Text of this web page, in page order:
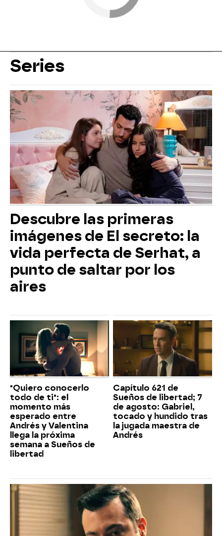
Series
Descubre las primeras
imágenes de El secreto: la
vida perfecta de Serhat, a
punto de saltar por los
aires
"Quiero conocerlo
todo de ti": el
momento más
esperado entre
Andrés y Valentina
llega la próxima
semana a Sueños de
libertad
Capítulo 621 de
Sueños de libertad; 7
de agosto: Gabriel,
tocado y hundido tras
la jugada maestra de
Andrés